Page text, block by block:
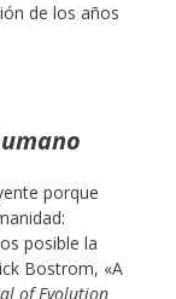
de los años
porque
posible la
Bostrom, «A
of Evolution